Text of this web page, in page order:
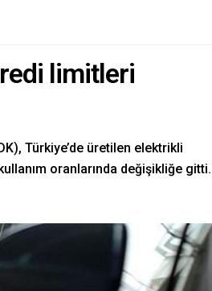
limitleri
Türkiye’de üretilen elektrikli
oranlarında değişikliğe gitti.